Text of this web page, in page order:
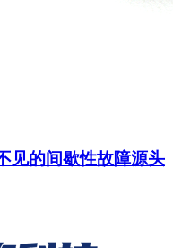
见的间歇性故障源头